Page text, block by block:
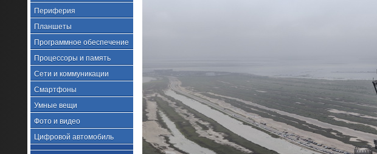
Периферия
Планшеты
Программное обеспечение
Процессоры и память
Сети и коммуникации
Смартфоны
Умные вещи
Фото и видео
Цифровой автомобиль